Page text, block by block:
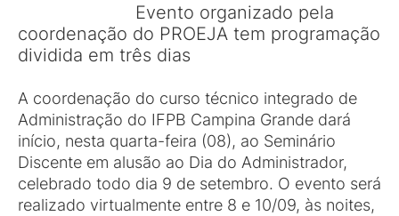
Evento organizado pela
coordenação do PROEJA tem programação
dividida em três dias
A coordenação do curso técnico integrado de
Administração do IFPB Campina Grande dará
início, nesta quarta-feira (08), ao Seminário
Discente em alusão ao Dia do Administrador,
celebrado todo dia 9 de setembro. O evento será
realizado virtualmente entre 8 e 10/09, às noites,